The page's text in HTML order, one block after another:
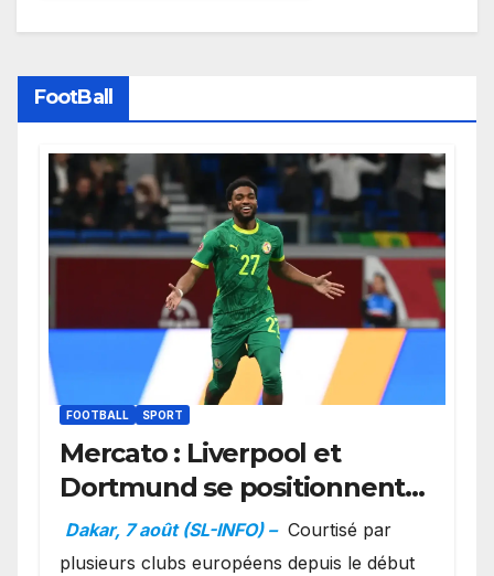
FootBall
FOOTBALL SPORT
Mercato : Liverpool et
Dortmund se positionnent
en favoris pour recruter
Ibrahim Mbaye
Dakar, 7 août (SL-INFO) – Courtisé par
plusieurs clubs européens depuis le début